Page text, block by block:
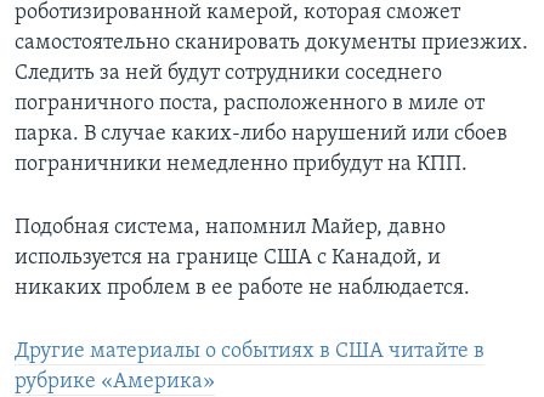
роботизированной камерой, которая сможет
самостоятельно сканировать документы приезжих.
Следить за ней будут сотрудники соседнего
пограничного поста, расположенного в миле от
парка. В случае каких-либо нарушений или сбоев
пограничники немедленно прибудут на КПП.
Подобная система, напомнил Майер, давно
используется на границе США с Канадой, и
никаких проблем в ее работе не наблюдается.
Другие материалы о событиях в США читайте в
рубрике «Америка»